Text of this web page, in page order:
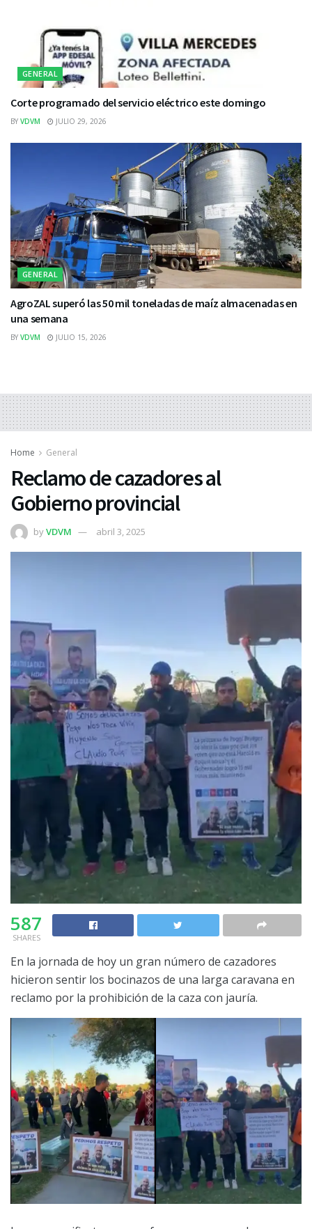
GENERAL
Corte programado del servicio eléctrico este domingo
BY VDVM JULIO 29, 2026
GENERAL
AgroZAL superó las 50 mil toneladas de maíz almacenadas en
una semana
BY VDVM JULIO 15, 2026
Home General
Reclamo de cazadores al
Gobierno provincial
byVDVM abril 3, 2025
587
SHARES
En la jornada de hoy un gran número de cazadores
hicieron sentir los bocinazos de una larga caravana en
reclamo por la prohibición de la caza con jauría.